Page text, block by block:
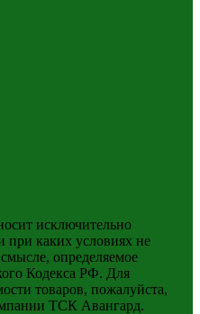
исключительно
каких условиях не
определяемое
Кодекса РФ. Для
товаров, пожалуйста,
ТСК Авангард.